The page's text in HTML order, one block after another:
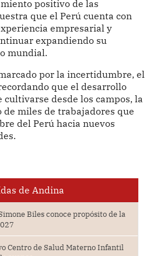
positivo de las
que el Perú cuenta con
empresarial y
expandiendo su
mundial.
por la incertidumbre, el
que el desarrollo
desde los campos, la
de miles de trabajadores que
del Perú hacia nuevos
de Andina
Biles conoce propósito de la
Centro de Salud Materno Infantil